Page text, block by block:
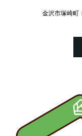
金沢市塚崎町